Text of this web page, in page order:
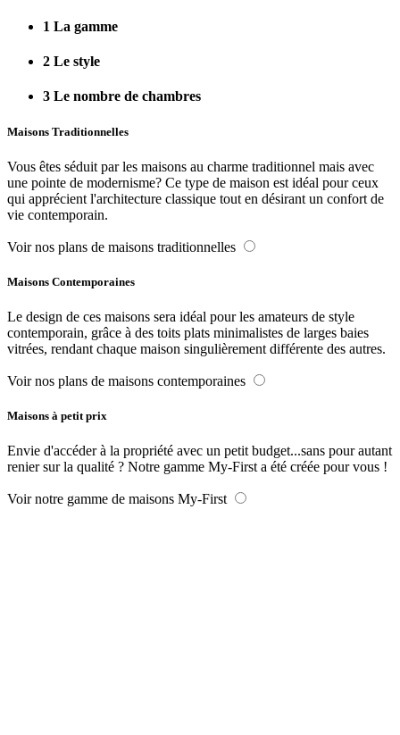
1 La gamme
2 Le style
3 Le nombre de chambres
Maisons Traditionnelles
Vous êtes séduit par les maisons au charme traditionnel mais avec
une pointe de modernisme? Ce type de maison est idéal pour ceux
qui apprécient l'architecture classique tout en désirant un confort de
vie contemporain.
Voir nos plans de maisons traditionnelles
Maisons Contemporaines
Le design de ces maisons sera idéal pour les amateurs de style
contemporain, grâce à des toits plats minimalistes de larges baies
vitrées, rendant chaque maison singulièrement différente des autres.
Voir nos plans de maisons contemporaines
Maisons à petit prix
Envie d'accéder à la propriété avec un petit budget...sans pour autant
renier sur la qualité ? Notre gamme My-First a été créée pour vous !
Voir notre gamme de maisons My-First